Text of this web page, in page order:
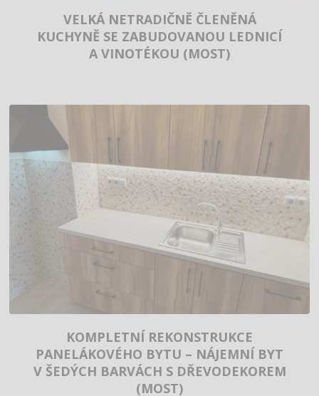
VELKÁ NETRADIČNĚ ČLENĚNÁ
KUCHYNĚ SE ZABUDOVANOU LEDNICÍ
A VINOTÉKOU (MOST)
KOMPLETNÍ REKONSTRUKCE
PANELÁKOVÉHO BYTU – NÁJEMNÍ BYT
V ŠEDÝCH BARVÁCH S DŘEVODEKOREM
(MOST)